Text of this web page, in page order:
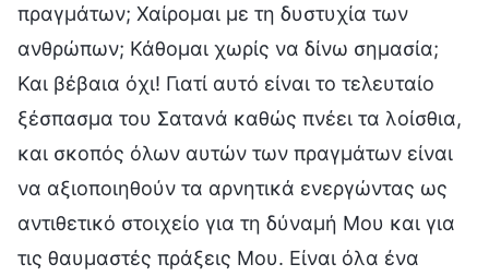
πραγμάτων; Χαίρομαι με τη δυστυχία των
ανθρώπων; Κάθομαι χωρίς να δίνω σημασία;
Και βέβαια όχι! Γιατί αυτό είναι το τελευταίο
ξέσπασμα του Σατανά καθώς πνέει τα λοίσθια,
και σκοπός όλων αυτών των πραγμάτων είναι
να αξιοποιηθούν τα αρνητικά ενεργώντας ως
αντιθετικό στοιχείο για τη δύναμή Μου και για
τις θαυμαστές πράξεις Μου. Είναι όλα ένα